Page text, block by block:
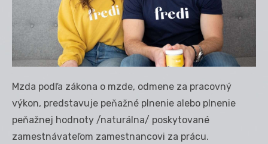
Mzda podľa zákona o mzde, odmene za pracovný
výkon, predstavuje peňažné plnenie alebo plnenie
peňažnej hodnoty /naturálna/ poskytované
zamestnávateľom zamestnancovi za prácu.